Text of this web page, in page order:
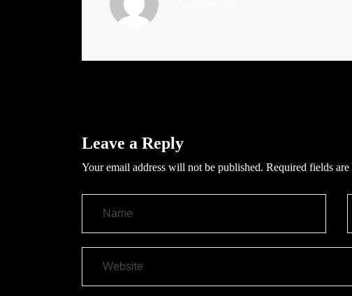
Leave a Reply
Your email address will not be published. Required fields are